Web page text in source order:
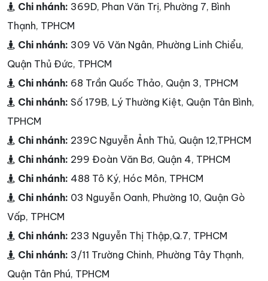
Chi nhánh: 369D, Phan Văn Trị, Phường 7, Bình
Thạnh, TPHCM
Chi nhánh: 309 Võ Văn Ngân, Phường Linh Chiểu,
Quận Thủ Đức, TPHCM
Chi nhánh: 68 Trần Quốc Thảo, Quận 3, TPHCM
Chi nhánh: Số 179B, Lý Thường Kiệt, Quận Tân Bình,
TPHCM
Chi nhánh: 239C Nguyễn Ảnh Thủ, Quận 12,TPHCM
Chi nhánh: 299 Đoàn Văn Bơ, Quận 4, TPHCM
Chi nhánh: 488 Tô Ký, Hóc Môn, TPHCM
Chi nhánh: 03 Nguyễn Oanh, Phường 10, Quận Gò
Vấp, TPHCM
Chi nhánh: 233 Nguyễn Thị Thập,Q.7, TPHCM
Chi nhánh: 3/11 Trường Chinh, Phường Tây Thạnh,
Quận Tân Phú, TPHCM